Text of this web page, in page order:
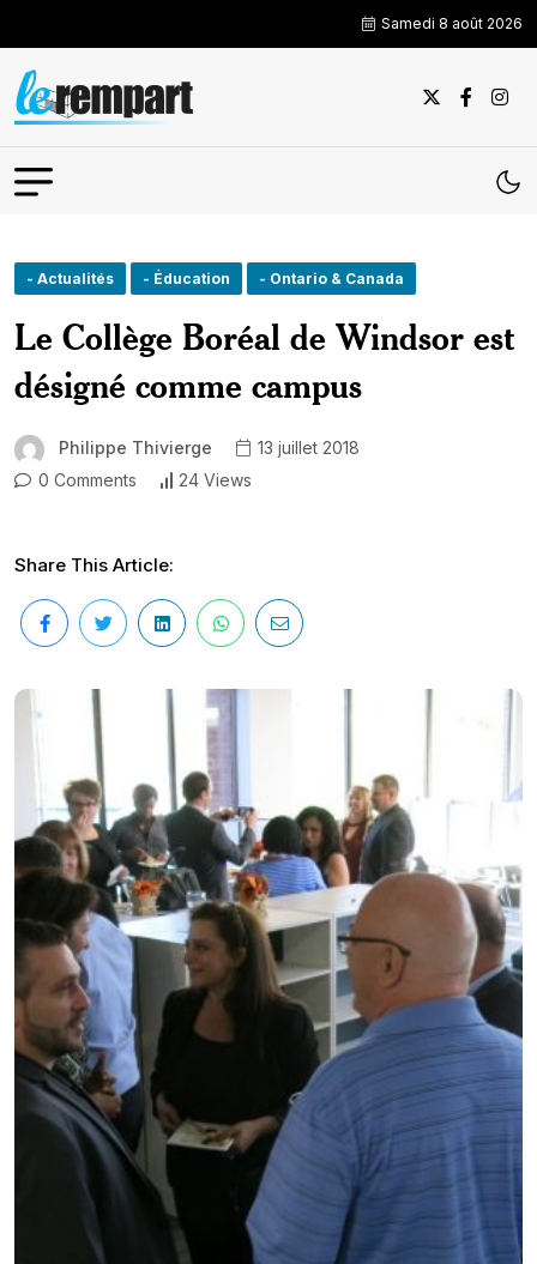
Samedi 8 août 2026
- Actualités - Éducation - Ontario & Canada
Le Collège Boréal de Windsor est
désigné comme campus
Philippe Thivierge
13 juillet 2018
0 Comments
24 Views
Share This Article: